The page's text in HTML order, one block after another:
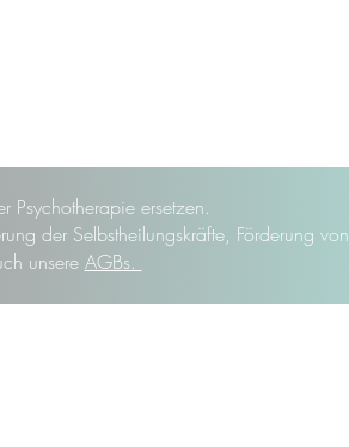
ersetzen.
der Selbstheilungskräfte, Förderung von
unsere AGBs.